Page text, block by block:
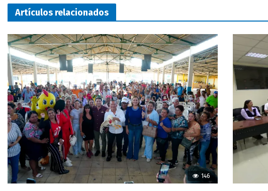
Artículos relacionados
146